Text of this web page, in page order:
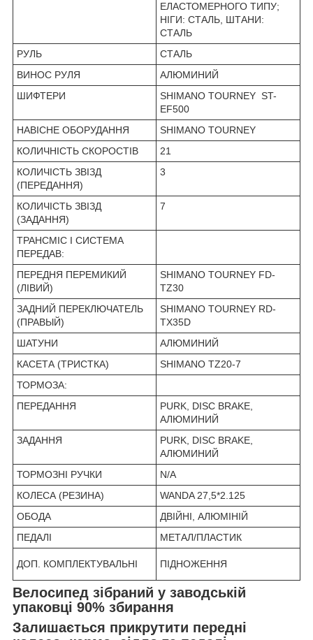
ЕЛАСТОМЕРНОГО ТИПУ;
НІГИ: СТАЛЬ, ШТАНИ:
СТАЛЬ
РУЛЬ
СТАЛЬ
ВИНОС РУЛЯ
АЛЮМИНИЙ
ШИФТЕРИ
SHIMANO TOURNEY ST-
EF500
НАВІСНЕ ОБОРУДАННЯ
SHIMANO TOURNEY
КОЛИЧНІСТЬ СКОРОСТІВ
21
КОЛИЧІСТЬ ЗВІЗД
(ПЕРЕДАННЯ)
3
КОЛИЧІСТЬ ЗВІЗД
(ЗАДАННЯ)
7
ТРАНСМІС І СИСТЕМА
ПЕРЕДАВ:
ПЕРЕДНЯ ПЕРЕМИКИЙ
(ЛІВИЙ)
SHIMANO TOURNEY FD-
TZ30
ЗАДНИЙ ПЕРЕКЛЮЧАТЕЛЬ
(ПРАВЫЙ)
SHIMANO TOURNEY RD-
TX35D
ШАТУНИ
АЛЮМИНИЙ
КАСЕТА (ТРИСТКА)
SHIMANO TZ20-7
ТОРМОЗА:
ПЕРЕДАННЯ
PURK, DISC BRAKE,
АЛЮМИНИЙ
ЗАДАННЯ
PURK, DISC BRAKE,
АЛЮМИНИЙ
ТОРМОЗНІ РУЧКИ
N/A
КОЛЕСА (РЕЗИНА)
WANDA 27,5*2.125
ОБОДА
ДВІЙНІ, АЛЮМІНІЙ
ПЕДАЛІ
МЕТАЛ/ПЛАСТИК
ДОП. КОМПЛЕКТУВАЛЬНІ ПІДНОЖЕННЯ
Велосипед зібраний у заводській
упаковці 90% збирання
Залишається прикрутити передні